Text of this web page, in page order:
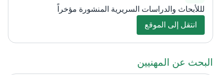
لللأبحاث والدراسات السريرية المنشورة مؤخراً
انتقل إلى الموقع
البحث عن المهنيين